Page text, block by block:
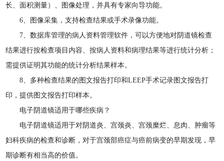
长、面积测量）、图像处理，并具有专家向导功能。
6、图像采集，支持检查结果或手术录像功能。
7、数据库管理的病人资料管理软件，可以方便地对阴道镜检查
结果进行按检查项目内容、按病人资料和病理结果等进行统计分析；
需提供证明其功能的统计分析结果样本。
8、多种检查结果的图文报告打印和LEEP手术记录图文报告打
印，提供图文报告打印样本。
电子阴道镜适用于哪些疾病？
电子阴道镜适用于对阴道炎、宫颈炎、宫颈糜烂、息肉、肿瘤等
妇科疾病的检查和诊断，对于宫颈部癌症与癌前病变的早期发现，早
期诊断有相当高的价值。